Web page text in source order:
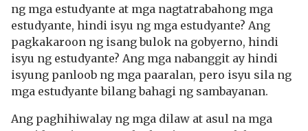
ng mga estudyante at mga nagtatrabahong mga
estudyante, hindi isyu ng mga estudyante? Ang
pagkakaroon ng isang bulok na gobyerno, hindi
isyu ng estudyante? Ang mga nabanggit ay hindi
isyung panloob ng mga paaralan, pero isyu sila ng
mga estudyante bilang bahagi ng sambayanan.
Ang paghihiwalay ng mga dilaw at asul na mga